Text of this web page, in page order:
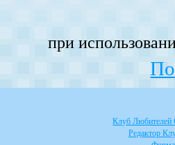
при
Клуб Любителей
Редактор